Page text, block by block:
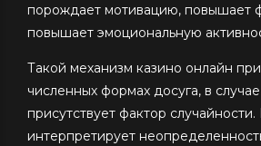
порождает мотивацию, повышает
повышает эмоциональную
Такой механизм казино онлайн
численных формах досуга, в
присутствует фактор
интерпретирует